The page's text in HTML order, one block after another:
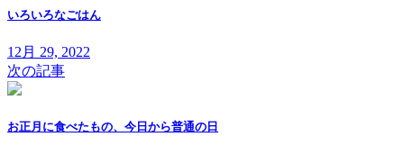
いろいろなごはん
12月 29, 2022
次の記事
お正月に食べたもの、今日から普通の日